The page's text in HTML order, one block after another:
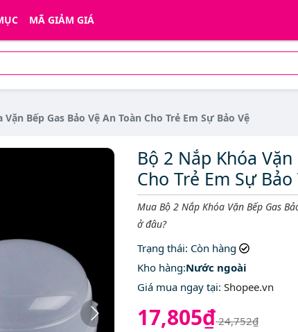
MÃ GIẢM GIÁ
Vặn Bếp Gas Bảo Vệ An Toàn Cho Trẻ Em Sự Bảo Vệ
Bộ 2 Nắp Khóa
Cho Trẻ Em Sự Bảo
Mô tả ngắn
Mua Bộ 2 Nắp Khóa Vặn Bếp Gas
ở đâu?
Trạng thái: Còn hàng
Kho hàng:Nước ngoài
Giá mua ngay tại: Shopee.vn
17,805₫24,752₫